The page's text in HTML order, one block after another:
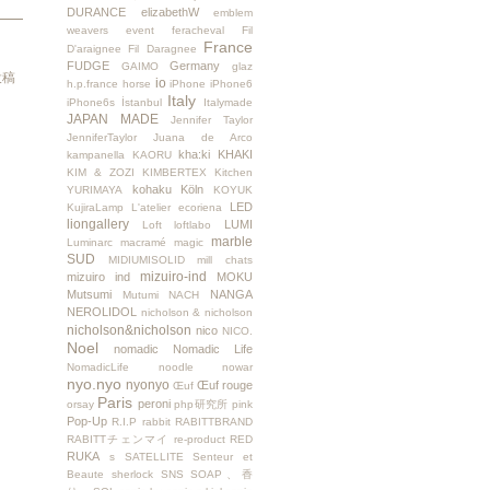
DURANCE elizabethW
emblem
weavers
event feracheval
Fil
D'araignee
Fil Daragnee France
FUDGE GAIMO Germany
glaz
h.p.france horse io iPhone iPhone6
iPhone6s
İstanbul Italy Italymade
JAPAN MADE
Jennifer Taylor
JenniferTaylor
Juana de Arco
kampanella
KAORU kha:ki KHAKI
KIM & ZOZI KIMBERTEX
Kitchen
YURIMAYA
kohaku Köln
KOYUK
KujiraLamp
L'atelier ecoriena LED
liongallery Loft loftlabo LUMI
Luminarc macramé magic
marble
SUD
MIDIUMISOLID mill chats
mizuiro ind mizuiro-ind
MOKU
Mutsumi
Mutumi NACH
NANGA
NEROLIDOL
nicholson & nicholson
nicholson&nicholson nico NICO.
Noel nomadic Nomadic Life
NomadicLife noodle nowar
nyo.nyo nyonyo Œuf Œuf rouge
orsay Paris peroni php研究所 pink
Pop-Up R.I.P rabbit RABITTBRAND
RABITTチェンマイ
re-product RED
RUKA s SATELLITE
Senteur et
Beaute
sherlock SNS
SOAP、香